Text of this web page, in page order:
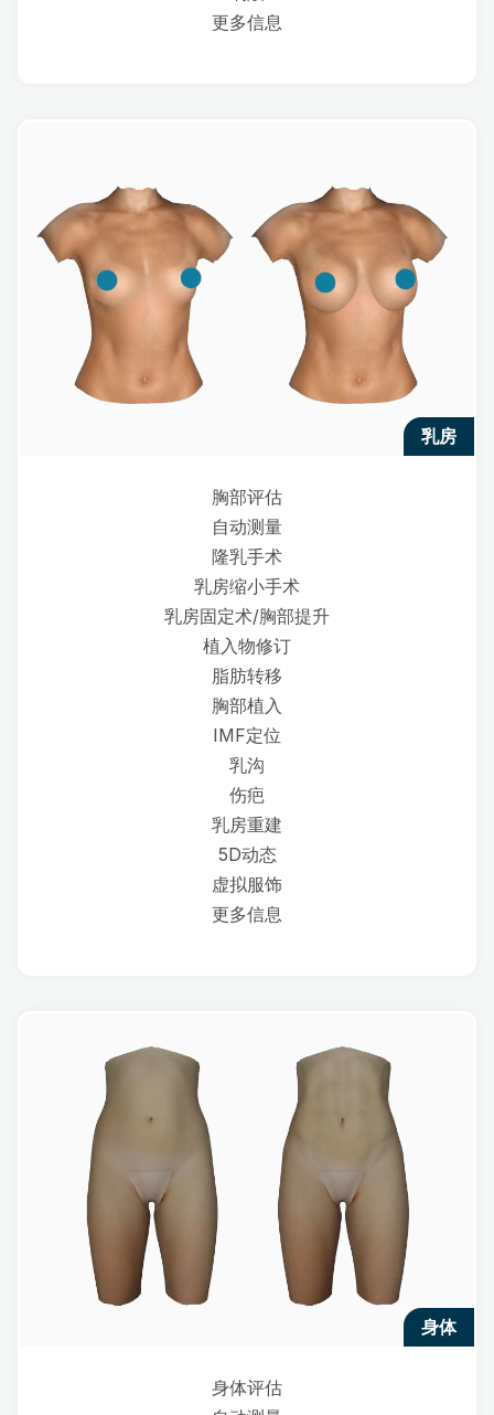
更多信息
乳房
胸部评估
自动测量
隆乳手术
乳房缩小手术
乳房固定术/胸部提升
植入物修订
脂肪转移
胸部植入
IMF定位
乳沟
伤疤
乳房重建
5D动态
虚拟服饰
更多信息
身体
身体评估